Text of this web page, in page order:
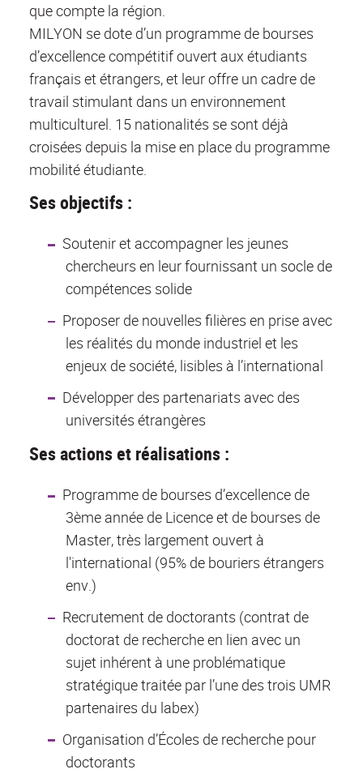
que compte la région.
MILYON se dote d’un programme de bourses
d’excellence compétitif ouvert aux étudiants
français et étrangers, et leur offre un cadre de
travail stimulant dans un environnement
multiculturel. 15 nationalités se sont déjà
croisées depuis la mise en place du programme
mobilité étudiante.
Ses objectifs :
Soutenir et accompagner les jeunes
chercheurs en leur fournissant un socle de
compétences solide
Proposer de nouvelles filières en prise avec
les réalités du monde industriel et les
enjeux de société, lisibles à l’international
Développer des partenariats avec des
universités étrangères
Ses actions et réalisations :
Programme de bourses d’excellence de
3ème année de Licence et de bourses de
Master, très largement ouvert à
l'international (95% de bouriers étrangers
env.)
Recrutement de doctorants (contrat de
doctorat de recherche en lien avec un
sujet inhérent à une problématique
stratégique traitée par l’une des trois UMR
partenaires du labex)
Organisation d’Écoles de recherche pour
doctorants